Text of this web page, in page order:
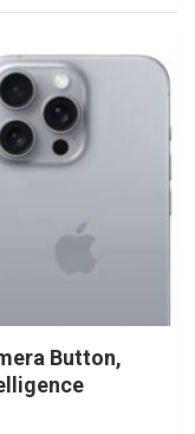
Button,